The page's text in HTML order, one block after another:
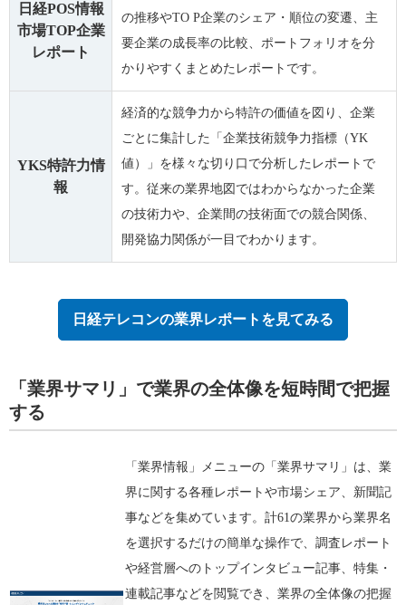
日経POS情報
市場TOP企業
レポート
の推移やTO P企業のシェア・順位の変遷、主
要企業の成長率の比較、ポートフォリオを分
かりやすくまとめたレポートです。
YKS特許力情
報
経済的な競争力から特許の価値を図り、企業
ごとに集計した「企業技術競争力指標（YK
値）」を様々な切り口で分析したレポートで
す。従来の業界地図ではわからなかった企業
の技術力や、企業間の技術面での競合関係、
開発協力関係が一目でわかります。
日経テレコンの業界レポートを見てみる
「業界サマリ」で業界の全体像を短時間で把握
する
「業界情報」メニューの「業界サマリ」は、業
界に関する各種レポートや市場シェア、新聞記
事などを集めています。計61の業界から業界名
を選択するだけの簡単な操作で、調査レポート
や経営層へのトップインタビュー記事、特集・
連載記事などを閲覧でき、業界の全体像の把握